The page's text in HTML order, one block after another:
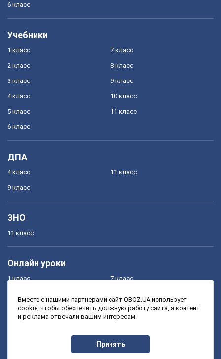
6 класс
Учебники
1 класс
2 класс
3 класс
4 класс
5 класс
6 класс
7 класс
8 класс
9 класс
10 класс
11 класс
ДПА
4 класс
9 класс
11 класс
ЗНО
11 класс
Онлайн уроки
1 класс
3 класс
7 класс
9 класс
Вместе с нашими партнерами сайт OBOZ.UA использует
cookie, чтобы обеспечить должную работу сайта, а контент
и реклама отвечали вашим интересам.
Принять